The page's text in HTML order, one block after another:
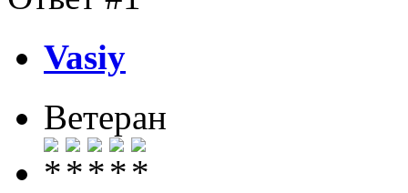
Vasiy
Ветеран